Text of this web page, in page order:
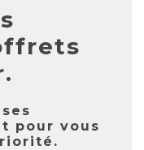
pour vous